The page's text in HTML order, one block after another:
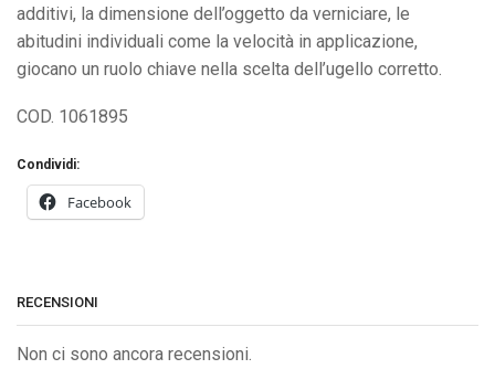
additivi, la dimensione dell’oggetto da verniciare, le
abitudini individuali come la velocità in applicazione,
giocano un ruolo chiave nella scelta dell’ugello corretto.
COD. 1061895
Condividi:
Facebook
RECENSIONI
Non ci sono ancora recensioni.